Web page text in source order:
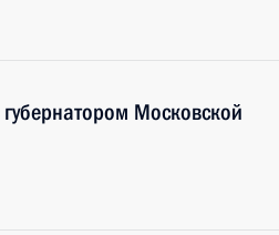
Московской